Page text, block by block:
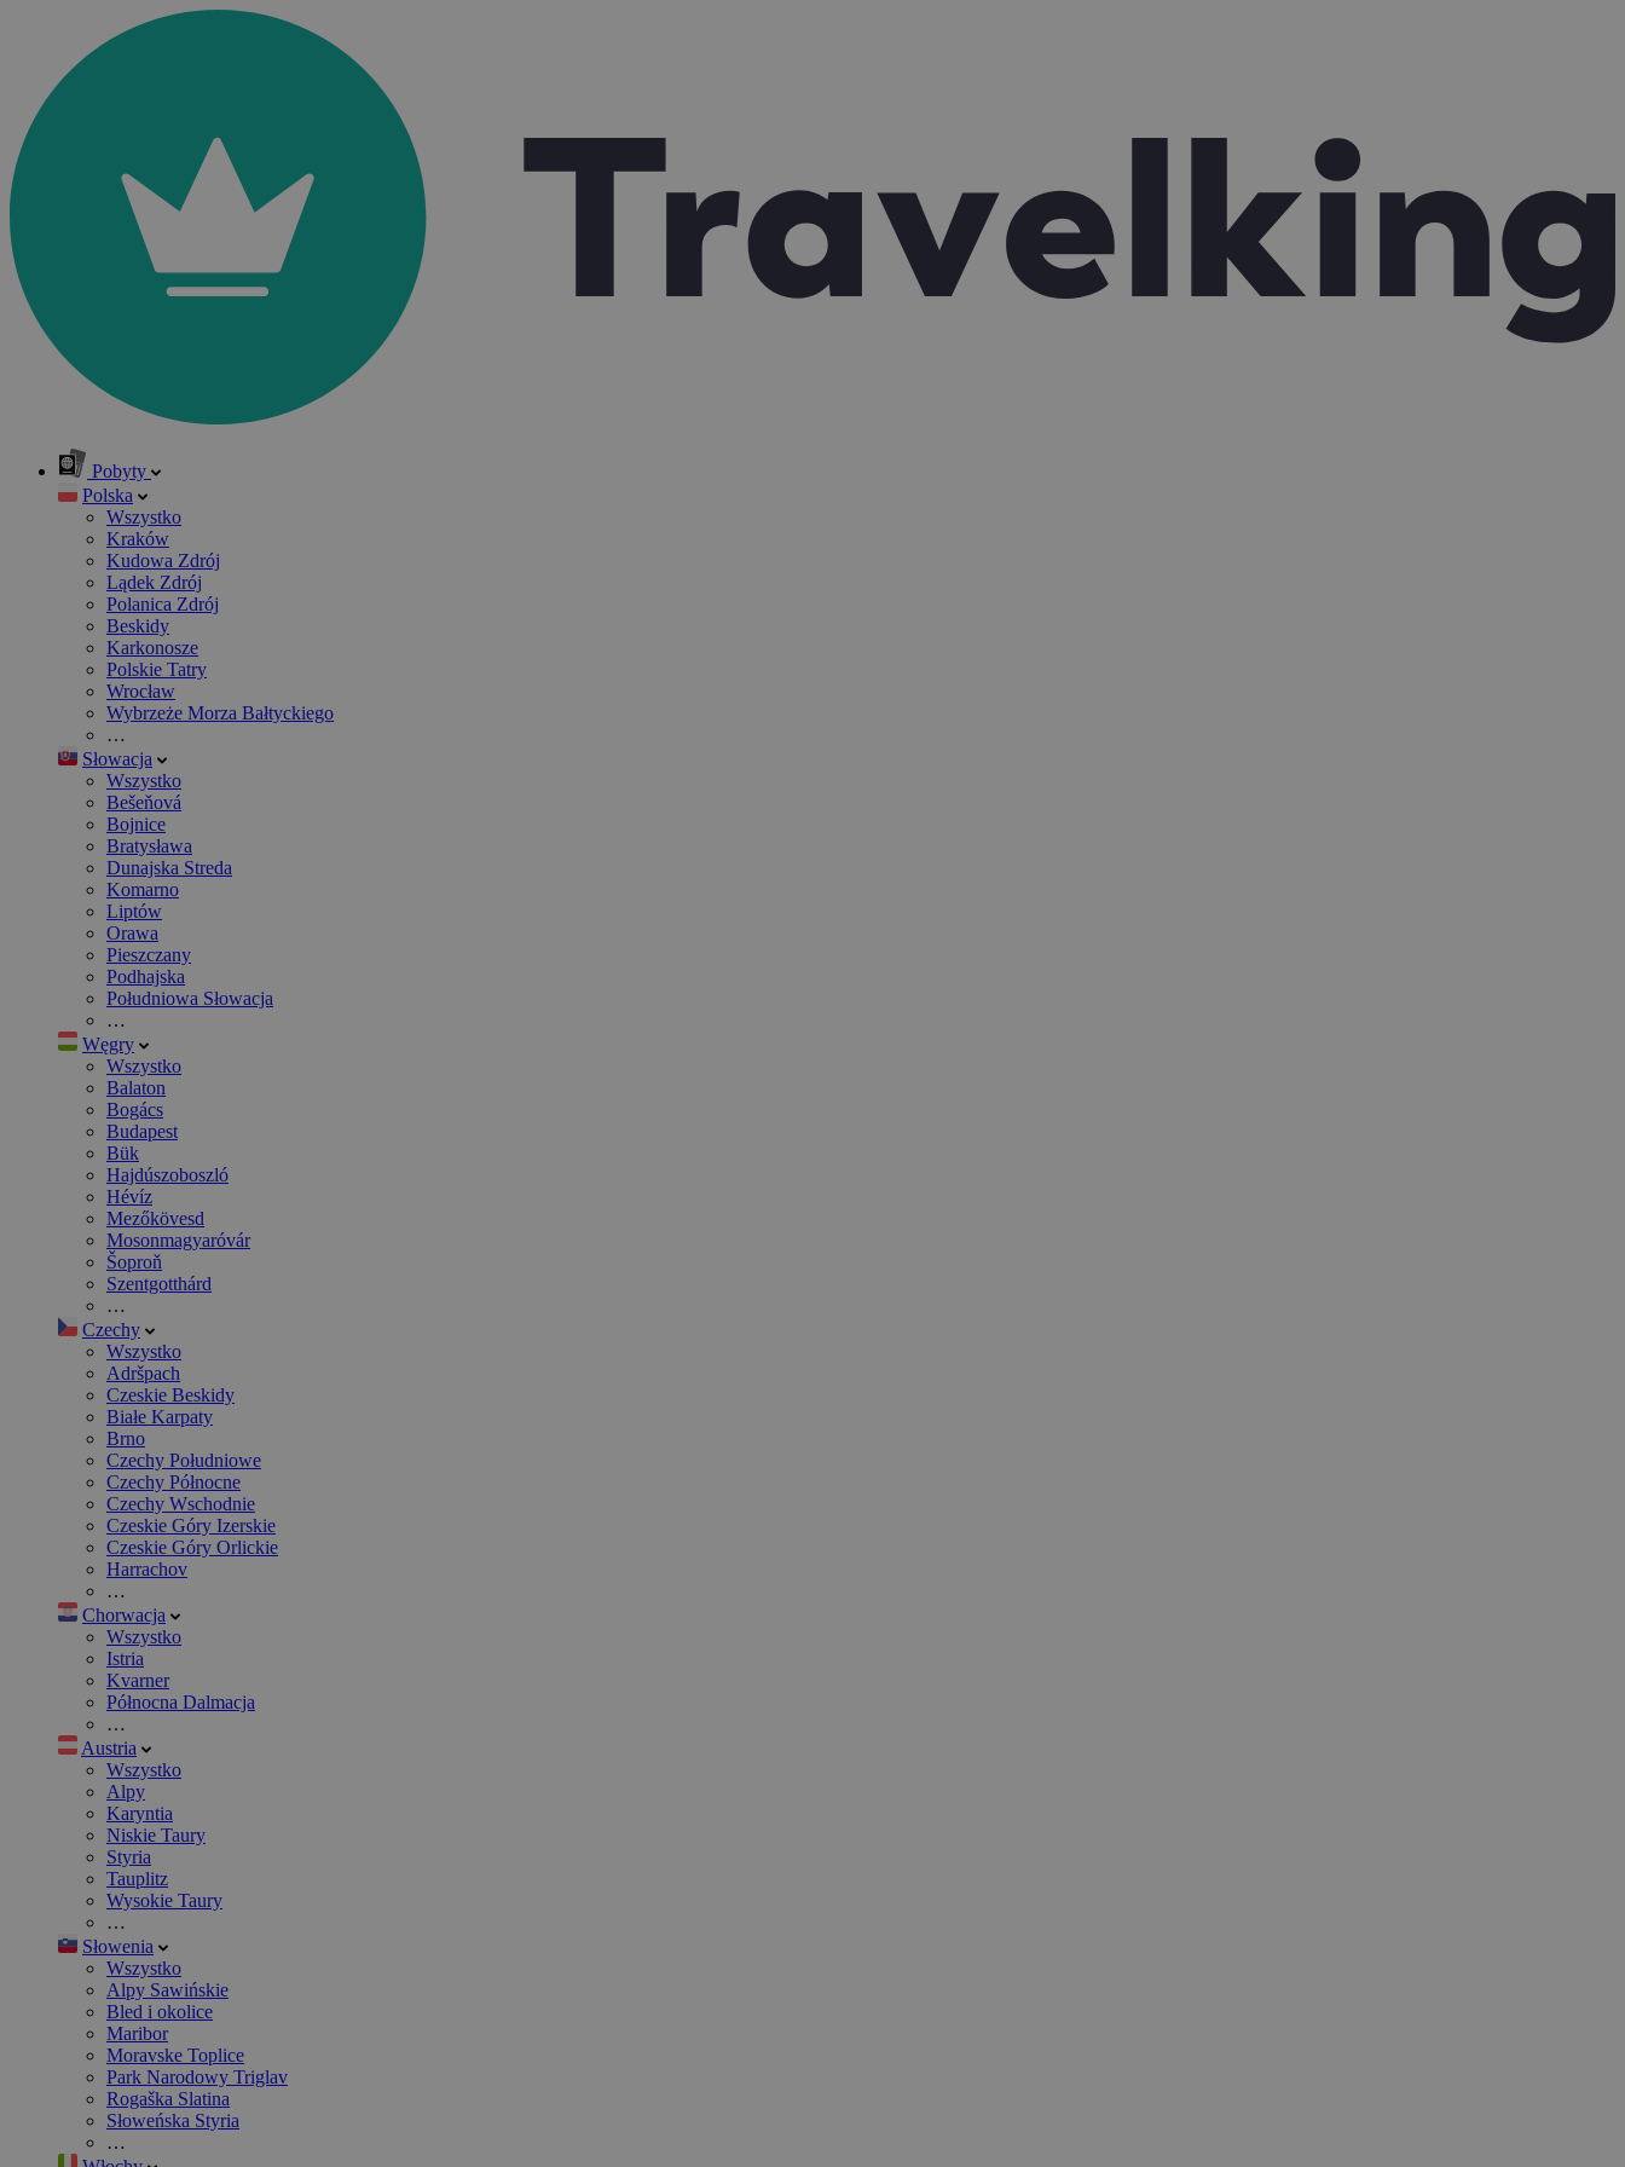
Pobyty
Polska
Wszystko
Kraków
Kudowa Zdrój
Lądek Zdrój
Polanica Zdrój
Beskidy
Karkonosze
Polskie Tatry
Wrocław
Wybrzeże Morza Bałtyckiego
…
Słowacja
Wszystko
Bešeňová
Bojnice
Bratysława
Dunajska Streda
Komarno
Liptów
Orawa
Pieszczany
Podhajska
Południowa Słowacja
…
Węgry
Wszystko
Balaton
Bogács
Budapest
Bük
Hajdúszoboszló
Hévíz
Mezőkövesd
Mosonmagyaróvár
Šoproň
Szentgotthárd
…
Czechy
Wszystko
Adršpach
Czeskie Beskidy
Białe Karpaty
Brno
Czechy Południowe
Czechy Północne
Czechy Wschodnie
Czeskie Góry Izerskie
Czeskie Góry Orlickie
Harrachov
…
Chorwacja
Wszystko
Istria
Kvarner
Północna Dalmacja
…
Austria
Wszystko
Alpy
Karyntia
Niskie Taury
Styria
Tauplitz
Wysokie Taury
…
Słowenia
Wszystko
Alpy Sawińskie
Bled i okolice
Maribor
Moravske Toplice
Park Narodowy Triglav
Rogaška Slatina
Słoweńska Styria
…